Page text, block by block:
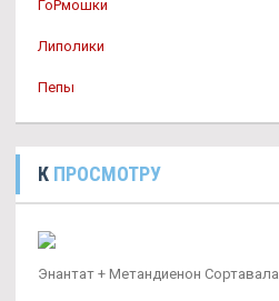
ГоРмошки
Липолики
Пепы
К ПРОСМОТРУ
Энантат + Метандиенон Сортавала